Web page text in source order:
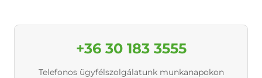
+36 30 183 3555
Telefonos ügyfélszolgálatunk munkanapokon